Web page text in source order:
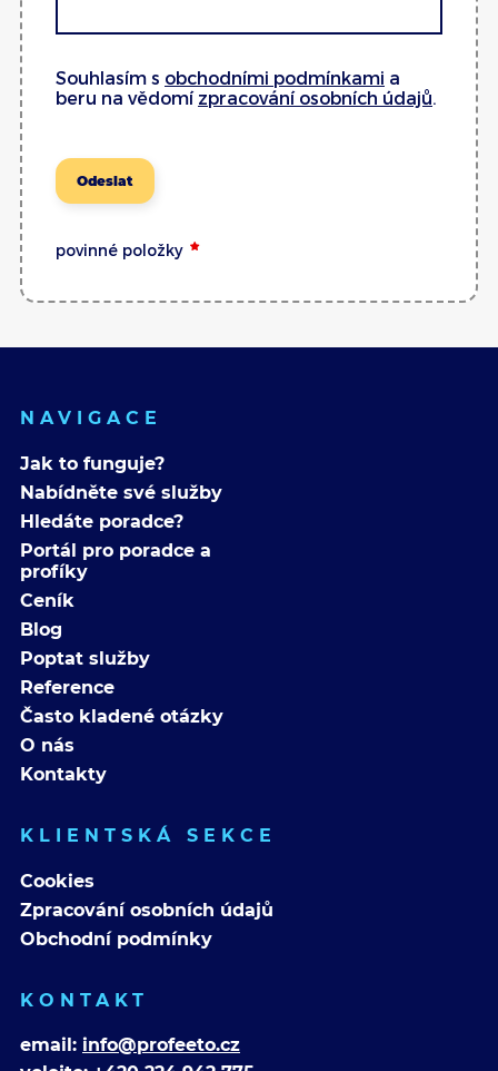
Souhlasím s obchodními podmínkami a
beru na vědomí zpracování osobních údajů
Odeslat
povinné položky
NAVIGACE
Jak to funguje?
Nabídněte své služby
Hledáte poradce?
Portál pro poradce a
profíky
Ceník
Blog
Poptat služby
Reference
Často kladené otázky
O nás
Kontakty
KLIENTSKÁ SEKCE
Cookies
Zpracování osobních údajů
Obchodní podmínky
KONTAKT
email: info@profeeto.cz